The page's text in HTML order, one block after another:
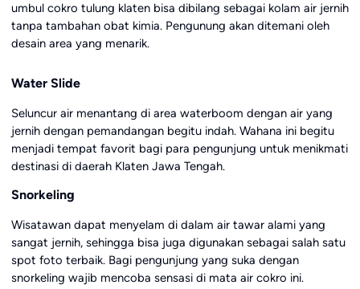
umbul cokro tulung klaten bisa dibilang sebagai kolam air jernih
tanpa tambahan obat kimia. Pengunung akan ditemani oleh
desain area yang menarik.
Water Slide
Seluncur air menantang di area waterboom dengan air yang
jernih dengan pemandangan begitu indah. Wahana ini begitu
menjadi tempat favorit bagi para pengunjung untuk menikmati
destinasi di daerah Klaten Jawa Tengah.
Snorkeling
Wisatawan dapat menyelam di dalam air tawar alami yang
sangat jernih, sehingga bisa juga digunakan sebagai salah satu
spot foto terbaik. Bagi pengunjung yang suka dengan
snorkeling wajib mencoba sensasi di mata air cokro ini.